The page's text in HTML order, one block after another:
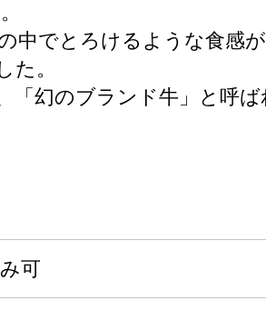
中でとろけるような食感
た。
「幻のブランド牛」と呼ば
可